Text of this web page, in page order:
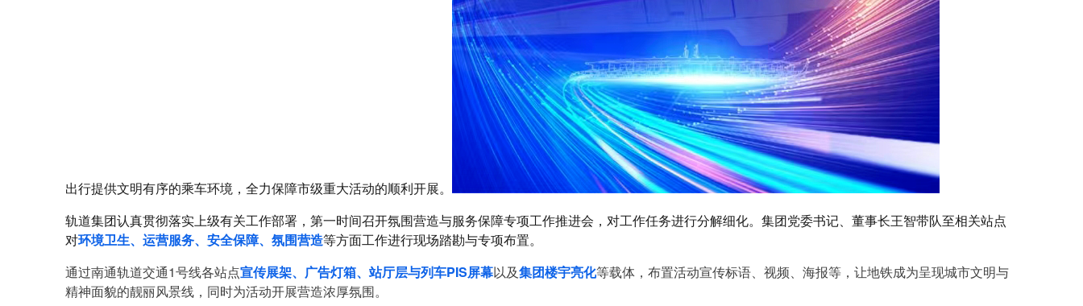
出行提供文明有序的乘车环境，全力保障市级重大活动的顺利开展。
轨道集团认真贯彻落实上级有关工作部署，第一时间召开氛围营造与服务保障专项工作推进会，对工作任务进行分解细化。集团党委书记、董事长王智带队至相关站点
对环境卫生、运营服务、安全保障、氛围营造等方面工作进行现场踏勘与专项布置。
通过南通轨道交通1号线各站点宣传展架、广告灯箱、站厅层与列车PIS屏幕以及集团楼宇亮化等载体，布置活动宣传标语、视频、海报等，让地铁成为呈现城市文明与
精神面貌的靓丽风景线，同时为活动开展营造浓厚氛围。